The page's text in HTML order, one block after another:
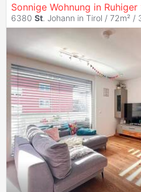
Sonnige Wohnung in Ruhiger
6380 St. Johann in Tirol / 72m² /